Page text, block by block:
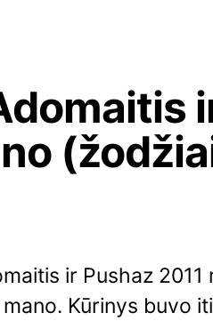
ir Pushaz
Kūrinys buvo